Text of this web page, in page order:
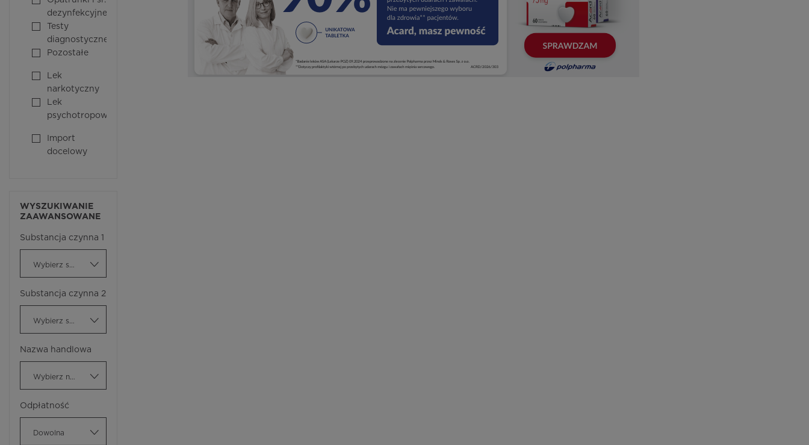
dezynfekcyjne
Testy
diagnostyczne
Pozostałe
Lek
narkotyczny
Lek
psychotropowy
Import
docelowy
WYSZUKIWANIE
ZAAWANSOWANE
Substancja czynna 1
Substancja czynna 2
Nazwa handlowa
Odpłatność
Dowolna